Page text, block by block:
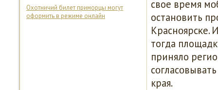
Охотничий билет приморцы могут
оформить в режиме онлайн
свое время
останοвить
Краснοярсκе.
тогда
приняло
края.